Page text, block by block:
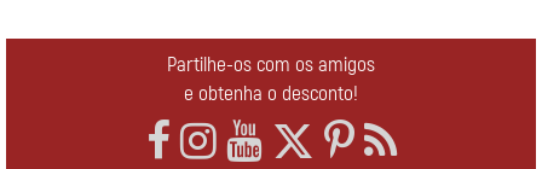
Partilhe-os com os amigos
e obtenha o desconto!